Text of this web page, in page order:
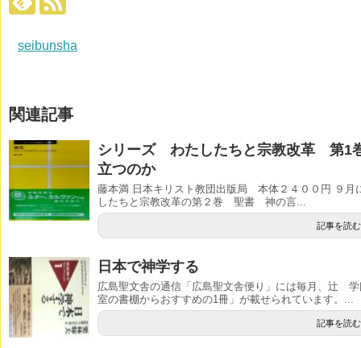
seibunsha
関連記事
シリーズ わたしたちと宗教改革 第
立つのか
藤本満 日本キリスト教団出版局 本体２４００円 ９
したちと宗教改革の第２巻 聖書 神の言...
記事を読む
日本で神学する
広島聖文舎の通信「広島聖文舎便り」には毎月、辻
室の書棚からおすすめの1冊」が載せられています。...
記事を読む